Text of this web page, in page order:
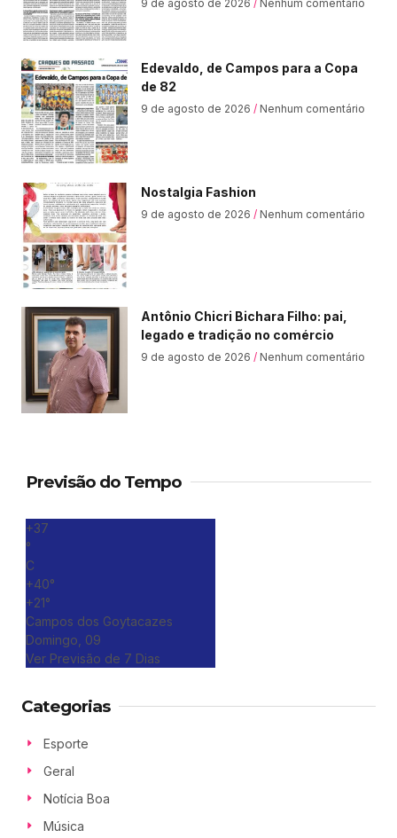
9 de agosto de 2026 Nenhum comentário
Edevaldo, de Campos para a Copa
de 82
9 de agosto de 2026 Nenhum comentário
Nostalgia Fashion
9 de agosto de 2026 Nenhum comentário
Antônio Chicri Bichara Filho: pai,
legado e tradição no comércio
9 de agosto de 2026 Nenhum comentário
Previsão do Tempo
+37
°
C
+40°
+21°
Campos dos Goytacazes
Domingo, 09
Ver Previsão de 7 Dias
Categorias
Esporte
Geral
Notícia Boa
Música